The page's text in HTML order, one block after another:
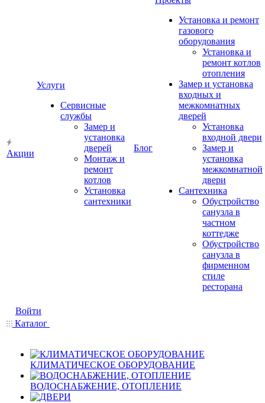
Акции
Услуги
Сервисные
службы
Замер и
установка
дверей
Монтаж и
ремонт
котлов
Установка
сантехники
Блог
Установка и ремонт
газового
оборудования
Установка и
ремонт котлов
отопления
Замер и установка
входных и
межкомнатных
дверей
Установка
входной двери
Замер и
установка
межкомнатной
двери
Сантехника
Обустройство
санузла в
частном
коттедже
Обустройство
санузла в
фирменном
стиле
ресторана
Войти
Каталог
КЛИМАТИЧЕСКОЕ ОБОРУДОВАНИЕ
ВОДОСНАБЖЕНИЕ, ОТОПЛЕНИЕ